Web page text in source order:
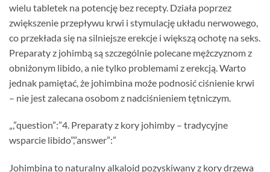
wielu tabletek na potencję bez recepty. Działa poprzez
zwiększenie przepływu krwi i stymulację układu nerwowego,
co przekłada się na silniejsze erekcje i większą ochotę na seks.
Preparaty z johimbą są szczególnie polecane mężczyznom z
obniżonym libido, a nie tylko problemami z erekcją. Warto
jednak pamiętać, że johimbina może podnosić ciśnienie krwi
– nie jest zalecana osobom z nadciśnieniem tętniczym.
„,”question”:”4. Preparaty z kory johimby – tradycyjne
wsparcie libido”,”answer”:”
Johimbina to naturalny alkaloid pozyskiwany z kory drzewa